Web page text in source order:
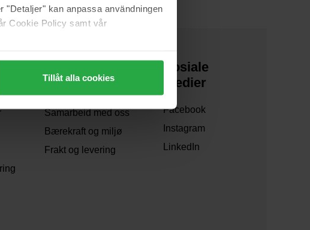
"Detaljer" kan anpassa användningen
Cookie Policy samt vår
Tillåt alla cookies
Om oss
Samarbeid med oss
Bærekraft og miljø
Frakt og levering
Sosiale
medier
Facebook
Instagram
LinkedIn